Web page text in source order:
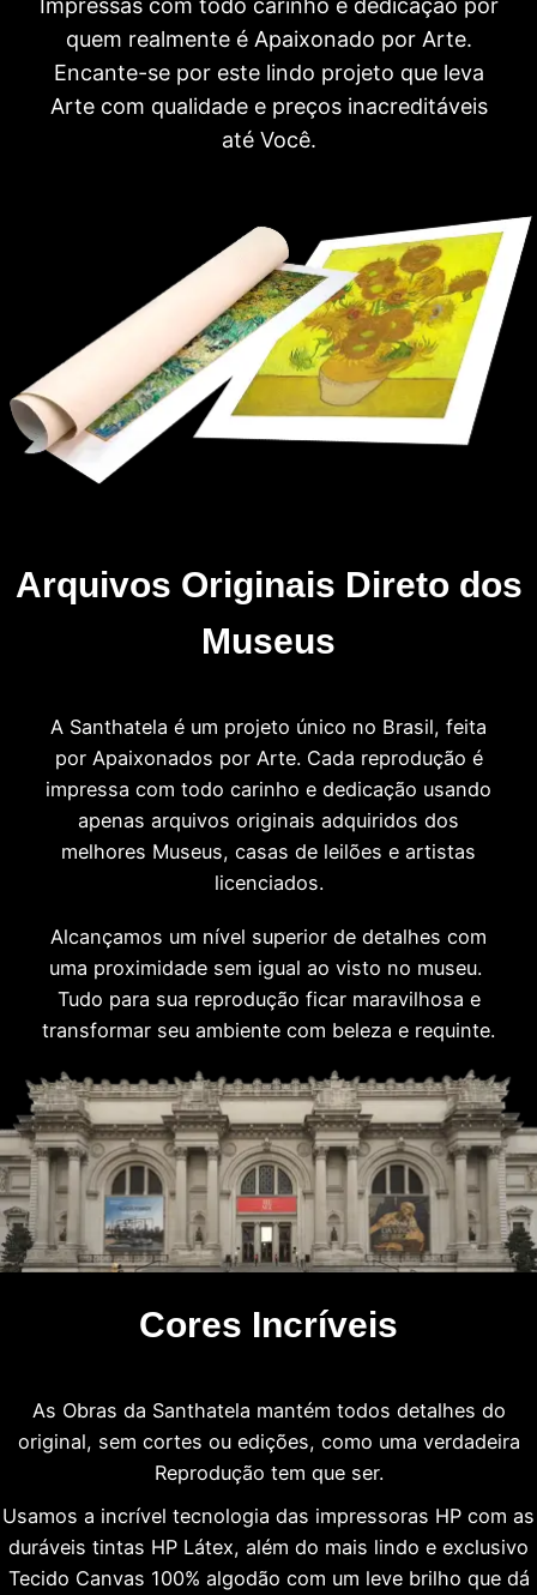
Impressas com todo carinho e dedicação por
quem realmente é Apaixonado por Arte.
Encante-se por este lindo projeto que leva
Arte com qualidade e preços inacreditáveis
até Você.
Arquivos Originais Direto dos
Museus
A Santhatela é um projeto único no Brasil, feita
por Apaixonados por Arte. Cada reprodução é
impressa com todo carinho e dedicação usando
apenas arquivos originais adquiridos dos
melhores Museus, casas de leilões e artistas
licenciados.
Alcançamos um nível superior de detalhes com
uma proximidade sem igual ao visto no museu.
Tudo para sua reprodução ficar maravilhosa e
transformar seu ambiente com beleza e requinte.
Cores Incríveis
As Obras da Santhatela mantém todos detalhes do
original, sem cortes ou edições, como uma verdadeira
Reprodução tem que ser.
Usamos a incrível tecnologia das impressoras HP com as
duráveis tintas HP Látex, além do mais lindo e exclusivo
Tecido Canvas 100% algodão com um leve brilho que dá